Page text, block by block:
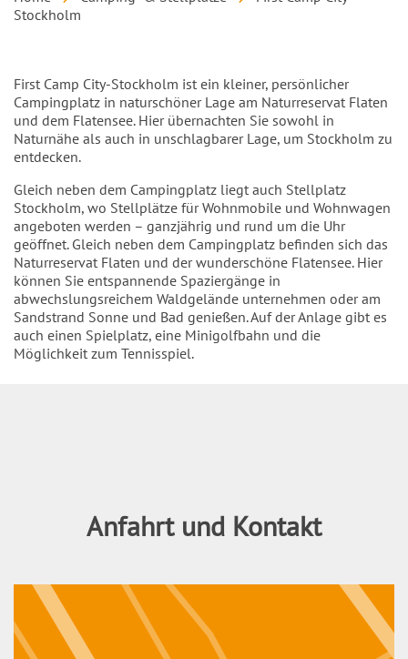
Stockholm
Einleitung
First Camp City-Stockholm ist ein kleiner, persönlicher
Campingplatz in naturschöner Lage am Naturreservat Flaten
und dem Flatensee. Hier übernachten Sie sowohl in
Naturnähe als auch in unschlagbarer Lage, um Stockholm zu
entdecken.
Gleich neben dem Campingplatz liegt auch Stellplatz
Stockholm, wo Stellplätze für Wohnmobile und Wohnwagen
angeboten werden – ganzjährig und rund um die Uhr
geöffnet. Gleich neben dem Campingplatz befinden sich das
Naturreservat Flaten und der wunderschöne Flatensee. Hier
können Sie entspannende Spaziergänge in
abwechslungsreichem Waldgelände unternehmen oder am
Sandstrand Sonne und Bad genießen. Auf der Anlage gibt es
auch einen Spielplatz, eine Minigolfbahn und die
Möglichkeit zum Tennisspiel.
Anfahrt und Kontakt